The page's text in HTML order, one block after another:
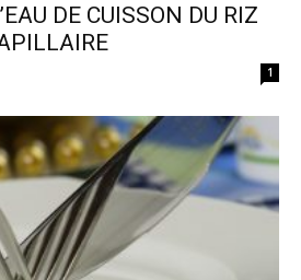
DE CUISSON DU RIZ
1